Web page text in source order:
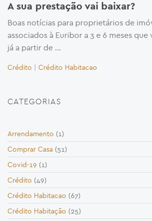
A sua prestação vai baixar?
Boas notícias para proprietários de
associados à Euribor a 3 e 6 meses
já a partir de …
Crédito | Crédito Habitacao
CATEGORIAS
Arrendamento (1)
Comprar Casa (51)
Covid-19 (1)
Crédito (49)
Crédito Habitacao (67)
Crédito Habitação (25)